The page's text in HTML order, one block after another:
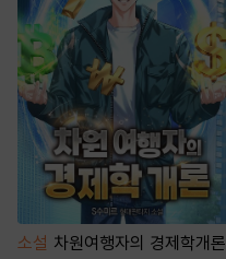
소설 차원여행자의 경제학개론